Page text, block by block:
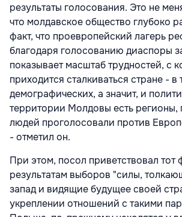
результаты голосования. Это не
что молдавское общество глубоко
факт, что проевропейский лагерь
благодаря голосованию диаспоры
показывает масштаб трудностей, с
приходится сталкиваться стране - в
демографических, а значит, и
территории Молдовы есть регионы,
людей проголосовали против
- отметил он.
При этом, посол приветствовал тот
результатам выборов "силы,
запад и видящие будущее своей
укреплении отношений с такими